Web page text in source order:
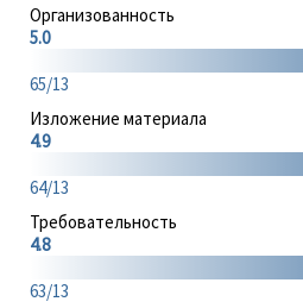
Организованность
5.0
65/13
Изложение материала
4.9
64/13
Требовательность
4.8
63/13